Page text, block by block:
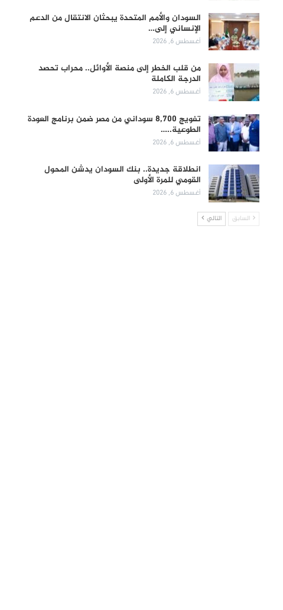
السودان والأمم المتحدة يبحثان الانتقال من الدعم
الإنساني إلى…
أغسطس 6, 2026
من قلب الخطر إلى منصة الأوائل.. محراب تحصد
الدرجة الكاملة
أغسطس 6, 2026
تفويج 8,700 سوداني من مصر ضمن برنامج العودة
الطوعية..…
أغسطس 6, 2026
انطلاقة جديدة.. بنك السودان يدشن المحول
القومي للمرة الأولى
أغسطس 6, 2026
السابق التالي